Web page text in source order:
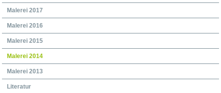
Malerei 2017
Malerei 2016
Malerei 2015
Malerei 2014
Malerei 2013
Literatur